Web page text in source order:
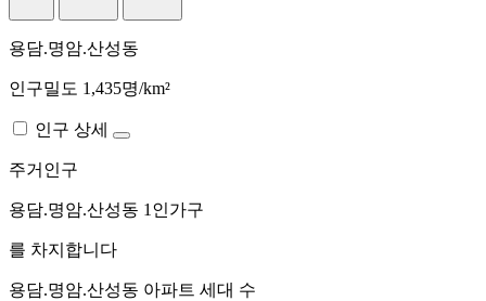
용담.명암.산성동
인구밀도 1,435명/km²
인구 상세
주거인구
용담.명암.산성동 1인가구
를 차지합니다
용담.명암.산성동 아파트 세대 수